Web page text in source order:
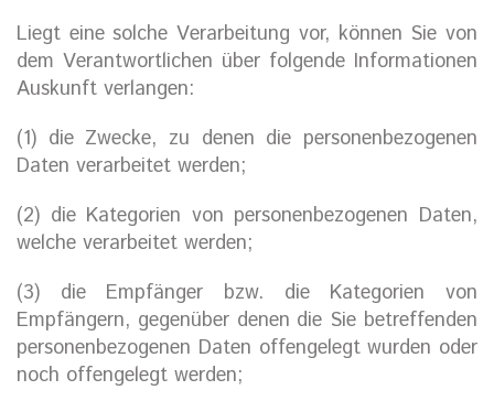
Liegt eine solche Verarbeitung vor, können Sie von
dem Verantwortlichen über folgende Informationen
Auskunft verlangen:
(1) die Zwecke, zu denen die personenbezogenen
Daten verarbeitet werden;
(2) die Kategorien von personenbezogenen Daten,
welche verarbeitet werden;
(3) die Empfänger bzw. die Kategorien von
Empfängern, gegenüber denen die Sie betreffenden
personenbezogenen Daten offengelegt wurden oder
noch offengelegt werden;